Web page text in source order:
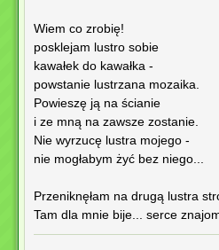
Wiem co zrobię!
posklejam lustro sobie
kawałek do kawałka -
powstanie lustrzana mozaika.
Powieszę ją na ścianie
i ze mną na zawsze zostanie.
Nie wyrzucę lustra mojego -
nie mogłabym żyć bez niego...
Przeniknęłam na drugą lustra
Tam dla mnie bije... serce